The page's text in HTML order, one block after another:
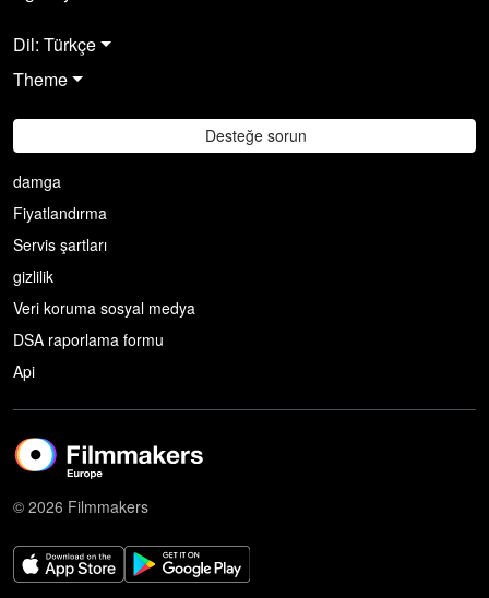
Dil: Türkçe
Theme
Desteğe sorun
damga
Fiyatlandırma
Servis şartları
gizlilik
Veri koruma sosyal medya
DSA raporlama formu
Api
© 2026 Filmmakers